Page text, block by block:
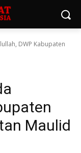
DWP Kabupaten
Maulid